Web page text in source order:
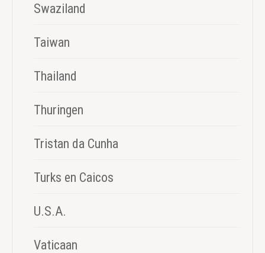
Swaziland
Taiwan
Thailand
Thuringen
Tristan da Cunha
Turks en Caicos
U.S.A.
Vaticaan